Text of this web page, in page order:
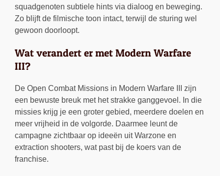
squadgenoten subtiele hints via dialoog en beweging.
Zo blijft de filmische toon intact, terwijl de sturing wel
gewoon doorloopt.
Wat verandert er met Modern Warfare
III?
De Open Combat Missions in Modern Warfare III zijn
een bewuste breuk met het strakke ganggevoel. In die
missies krijg je een groter gebied, meerdere doelen en
meer vrijheid in de volgorde. Daarmee leunt de
campagne zichtbaar op ideeën uit Warzone en
extraction shooters, wat past bij de koers van de
franchise.